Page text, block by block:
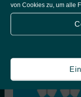
von Cookies zu, um alle
Nicolas, es heißt
…mehr erfahren